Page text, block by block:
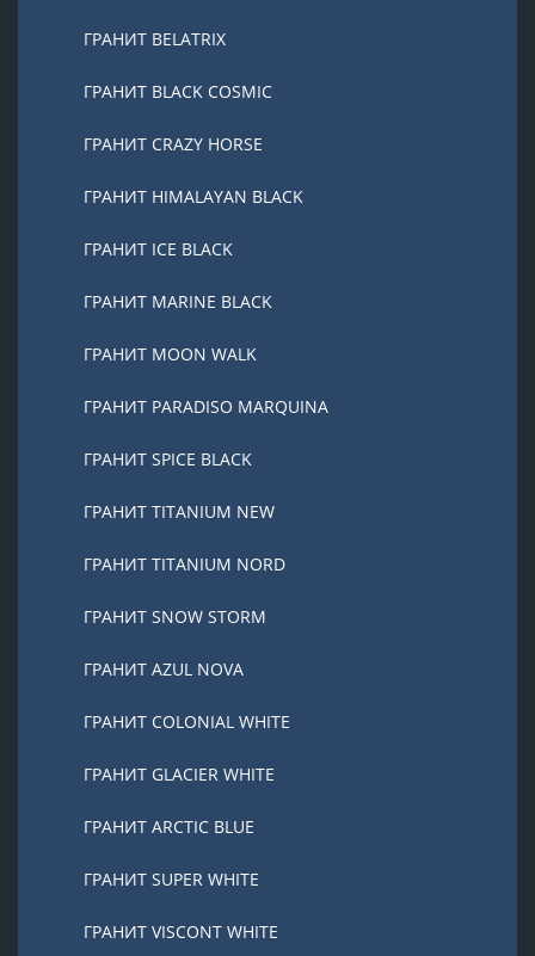
ГРАНИТ BELATRIX
ГРАНИТ BLACK COSMIC
ГРАНИТ CRAZY HORSE
ГРАНИТ HIMALAYAN BLACK
ГРАНИТ ICE BLACK
ГРАНИТ MARINE BLACK
ГРАНИТ MOON WALK
ГРАНИТ PARADISO MARQUINA
ГРАНИТ SPICE BLACK
ГРАНИТ TITANIUM NEW
ГРАНИТ TITANIUM NORD
ГРАНИТ SNOW STORM
ГРАНИТ AZUL NOVA
ГРАНИТ COLONIAL WHITE
ГРАНИТ GLACIER WHITE
ГРАНИТ ARCTIC BLUE
ГРАНИТ SUPER WHITE
ГРАНИТ VISCONT WHITE